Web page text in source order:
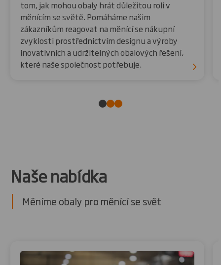
tom, jak mohou obaly hrát důležitou roli v
měnícím se světě. Pomáháme našim
zákazníkům reagovat na měnící se nákupní
zvyklosti prostřednictvím designu a výroby
inovativních a udržitelných obalových řešení,
které naše společnost potřebuje.
Naše nabídka
Měníme obaly pro měnící se svět